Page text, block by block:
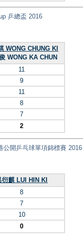
乒總盃 2016
WONG CHUNG KI
WONG KA CHUN
11
9
11
8
7
2
公開乒乓球單項錦標賽 2016
衍麒 LUI HIN KI
8
7
10
0